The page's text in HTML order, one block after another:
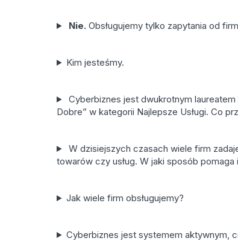
Nie. Obsługujemy tylko zapytania od
Kim jesteśmy.
Cyberbiznes jest dwukrotnym laureatem
Dobre” w kategorii Najlepsze Usługi. Co
W dzisiejszych czasach wiele firm
towarów czy usług. W jaki sposób pomaga
Jak wiele firm obsługujemy?
Cyberbiznes jest systemem aktywnym,